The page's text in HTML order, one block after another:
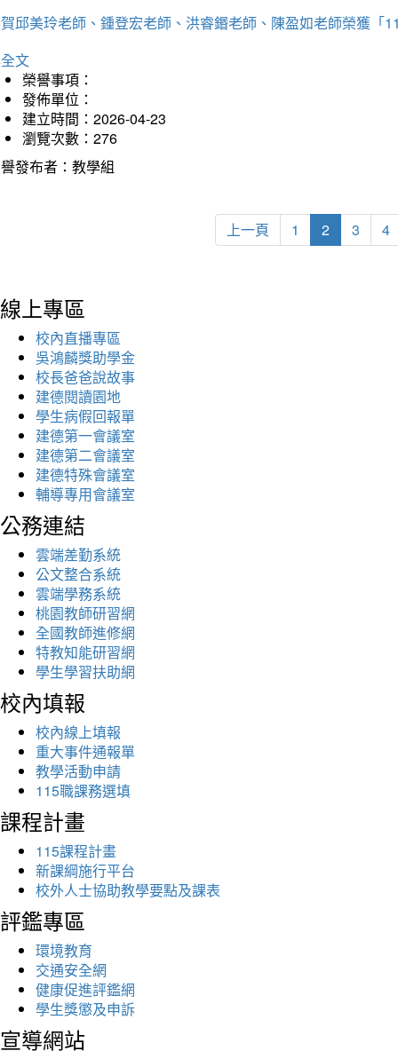
邱美玲老師、鍾登宏老師、洪睿鍲老師、陳盈如老師榮獲「
文
榮譽事項：
發佈單位：
建立時間：2026-04-23
瀏覽次數：276
發布者：教學組
上一頁 1 2 3 4
線上專區
校內直播專區
吳鴻麟獎助學金
校長爸爸說故事
建德閱讀園地
學生病假回報單
建德第一會議室
建德第二會議室
建德特殊會議室
輔導專用會議室
公務連結
雲端差勤系統
公文整合系統
雲端學務系統
桃園教師研習網
全國教師進修網
特教知能研習網
學生學習扶助網
校內填報
校內線上填報
重大事件通報單
教學活動申請
115職課務選填
課程計畫
115課程計畫
新課綱施行平台
校外人士協助教學要點及課表
評鑑專區
環境教育
交通安全網
健康促進評鑑網
學生獎懲及申訴
宣導網站